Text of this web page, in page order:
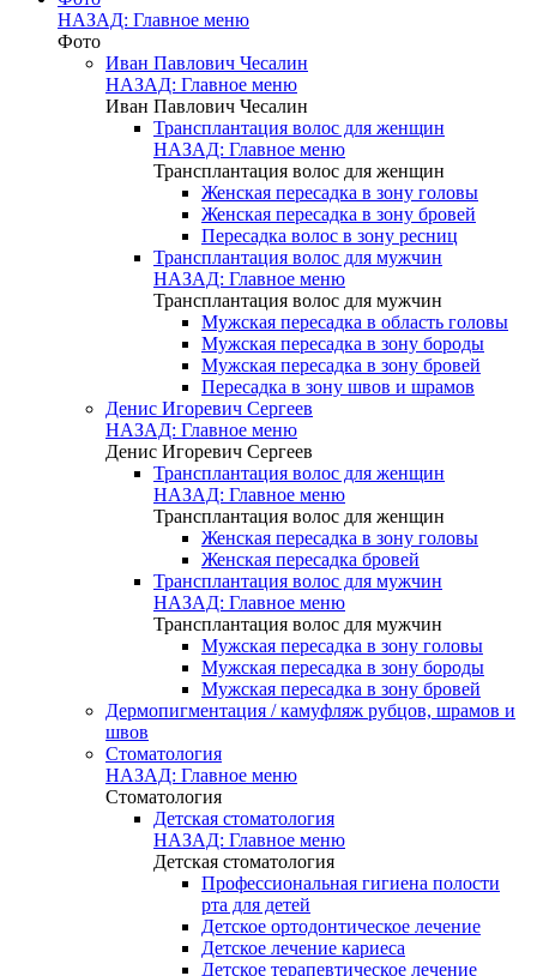
НАЗАД: Главное меню
Фото
Иван Павлович Чесалин
НАЗАД: Главное меню
Иван Павлович Чесалин
Трансплантация волос для женщин
НАЗАД: Главное меню
Трансплантация волос для женщин
Женская пересадка в зону головы
Женская пересадка в зону бровей
Пересадка волос в зону ресниц
Трансплантация волос для мужчин
НАЗАД: Главное меню
Трансплантация волос для мужчин
Мужская пересадка в область головы
Мужская пересадка в зону бороды
Мужская пересадка в зону бровей
Пересадка в зону швов и шрамов
Денис Игоревич Сергеев
НАЗАД: Главное меню
Денис Игоревич Сергеев
Трансплантация волос для женщин
НАЗАД: Главное меню
Трансплантация волос для женщин
Женская пересадка в зону головы
Женская пересадка бровей
Трансплантация волос для мужчин
НАЗАД: Главное меню
Трансплантация волос для мужчин
Мужская пересадка в зону головы
Мужская пересадка в зону бороды
Мужская пересадка в зону бровей
Дермопигментация / камуфляж рубцов, шрамов и
швов
Стоматология
НАЗАД: Главное меню
Стоматология
Детская стоматология
НАЗАД: Главное меню
Детская стоматология
Профессиональная гигиена полости
рта для детей
Детское ортодонтическое лечение
Детское лечение кариеса
Детское терапевтическое лечение